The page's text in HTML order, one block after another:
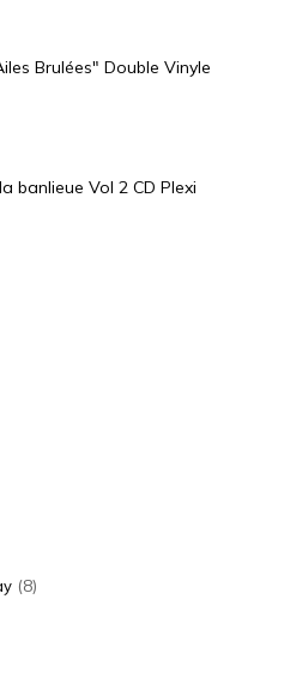
Brulées" Double Vinyle
banlieue Vol 2 CD Plexi
(8)